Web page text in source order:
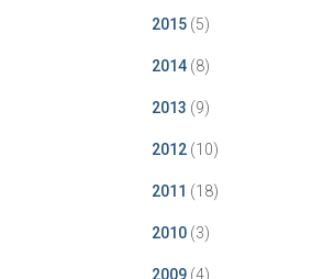
2015(5)
2014(8)
2013 (9)
2012(10)
2011 (18)
2010(3)
2009(4)